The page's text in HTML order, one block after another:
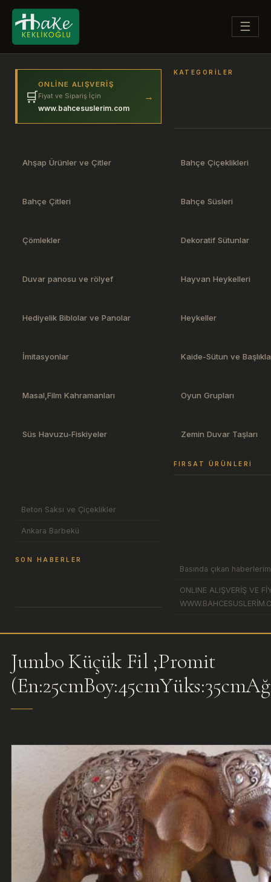
☰
🛒
ONLINE ALIŞVERIŞ
Fiyat ve Sipariş İçin
www.bahcesuslerim.com
→
KATEGORILER
Ahşap Ürünler ve Çitler Bahçe Çiçeklikleri
Bahçe Çitleri Bahçe Süsleri
Çömlekler Dekoratif Sütunlar
Duvar panosu ve rölyef Hayvan Heykelleri
Hediyelik Biblolar ve Panolar Heykeller
İmitasyonlar Kaide-Sütun ve
Masal,Film Kahramanları Oyun Grupları
Süs Havuzu-Fiskiyeler Zemin Duvar Taşları
FIRSAT ÜRÜNLERI
Beton Saksı ve Çiçeklikler
Ankara Barbekü
SON HABERLER
Basında çıkan
ONLINE ALIŞVERİŞ VE
Jumbo Küçük Fil ;Promit